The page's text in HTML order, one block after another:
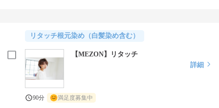
リタッチ根元染め（白髪染め含む）
【MEZON】リタッチ
詳細
90分 満足度募集中